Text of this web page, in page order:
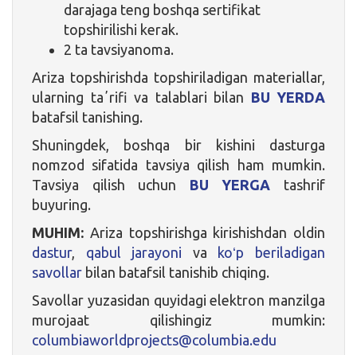
darajaga teng boshqa sertifikat
topshirilishi kerak.
2 ta tavsiyanoma.
Ariza topshirishda topshiriladigan materiallar,
ularning taʼrifi va talablari bilan BU YERDA
batafsil tanishing.
Shuningdek, boshqa bir kishini dasturga
nomzod sifatida tavsiya qilish ham mumkin.
Tavsiya qilish uchun BU YERGA tashrif
buyuring.
MUHIM: Ariza topshirishga kirishishdan oldin
dastur, qabul jarayoni va koʻp beriladigan
savollar bilan batafsil tanishib chiqing.
Savollar yuzasidan quyidagi elektron manzilga
murojaat qilishingiz mumkin:
columbiaworldprojects@columbia.edu